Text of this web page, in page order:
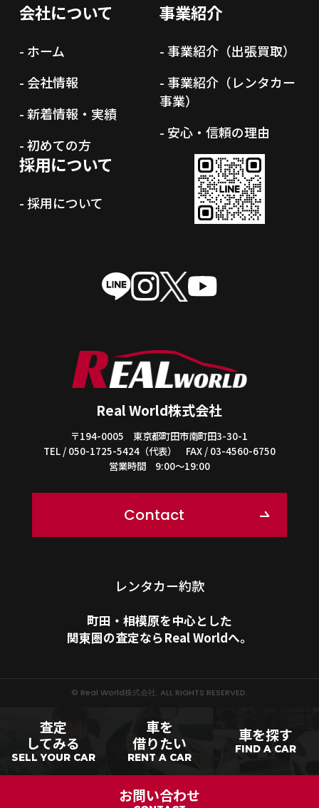
会社について
- ホーム
- 会社情報
- 新着情報・実績
- 初めての方
事業紹介
- 事業紹介（出張買取）
- 事業紹介（レンタカー
事業）
- 安心・信頼の理由
採用について
- 採用について
Real World株式会社
〒194-0005 東京都町田市南町田3-30-1
TEL / 050-1725-5424（代表） FAX / 03-4560-6750
営業時間 9:00～19:00
Contact
レンタカー約款
町田・相模原を中心とした
関東圏の査定ならReal Worldへ。
©︎ Real World株式会社. ALL RIGHTS RESERVED.
査定
してみる
SELL YOUR CAR
車を
借りたい
RENT A CAR
車を探す
FIND A CAR
お問い合わせ